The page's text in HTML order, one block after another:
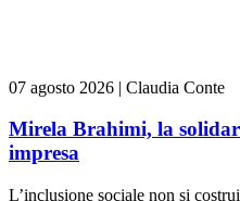
07 agosto 2026 | Claudia Conte
Mirela Brahimi, la
impresa
L’inclusione sociale non si